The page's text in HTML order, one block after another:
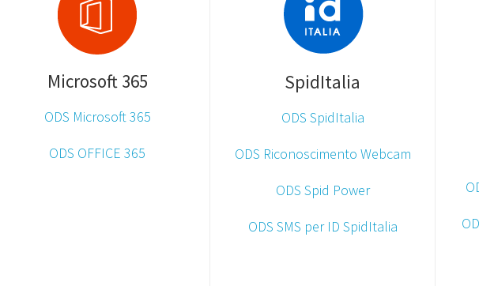
Microsoft 365
ODS Microsoft 365
ODS OFFICE 365
SpidItalia
ODS SpidItalia
ODS Riconoscimento Webcam
ODS Spid Power
ODS SMS per ID SpidItalia